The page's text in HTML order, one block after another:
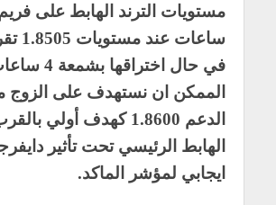
مستويات الترند الهابط على فريم
ساعات
في حال
الممكن ان نستهدف على الزوج
الدعم 1.8600 كهدف أولي
الهابط الرئيسي تحت تأثير
ايجابي لمؤشر الماكد.